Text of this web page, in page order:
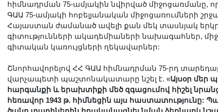
մամուլում
Ազդեր
Հոբելյաններ
Համալսարաններ
Նորություններ
Գիտական արդյունքներ
Սփյուռքի գիտնականները
հիմնադրման 75-ամյակին նվիրված միջոցառմանը,
ԳԱԱ 75-ամյակի հոբելյանական միջոցառումների
Հայաստան ժամանած ավելի քան մեկ տասնյակ
գիտությունների ակադեմիաների նախագահներ,
գիտական կառույցների ղեկավարներ:
Շնորհավորելով ՀՀ ԳԱԱ հիմնադրման 75-րդ
վարչապետի պաշտոնակատարը նշել է. «Այսօր մեր
հարգանքի և երախտիքի մեծ զգացումով հիշել
հեռավոր 1943 թ. հիմնեցին այս հաստատությունը: